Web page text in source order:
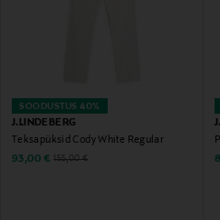
SOODUSTUS 40%
J.LINDEBERG
Teksapüksid Cody White Regular
Discounted Price
93,00 € Original Price
155,00 €